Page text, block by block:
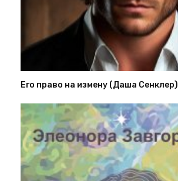
Его право на измену (Даша Сенклер)